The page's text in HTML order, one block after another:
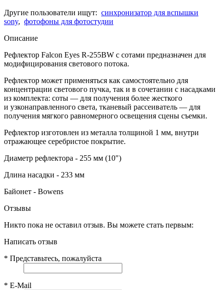
Другие пользователи ищут: синхронизатор для вспышки
sony, фотофоны для фотостудии
Описание
Рефлектор Falcon Eyes R-255BW с сотами предназначен для
модифицирования светового потока.
Рефлектор может применяться как самостоятельно для
концентрации светового пучка, так и в сочетании с насадками
из комплекта: соты — для получения более жесткого
и узконаправленного света, тканевый рассеиватель — для
получения мягкого равномерного освещения сцены съемки.
Рефлектор изготовлен из металла толщиной 1 мм, внутри
отражающее серебристое покрытие.
Диаметр рефлектора - 255 мм (10")
Длина насадки - 233 мм
Байонет - Bowens
Отзывы
Никто пока не оставил отзыв. Вы можете стать первым:
Написать отзыв
* Представьтесь, пожалуйста
* E-Mail